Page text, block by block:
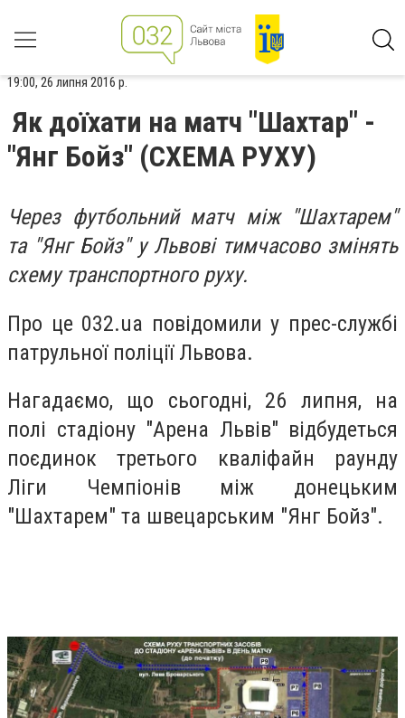
19:00, 26 липня 2016 р.
Як доїхати на матч "Шахтар" -
"Янг Бойз" (СХЕМА РУХУ)
Через футбольний матч між "Шахтарем"
та "Янг Бойз" у Львові тимчасово змінять
схему транспортного руху.
Про це 032.ua повідомили у прес-службі
патрульної поліції Львова.
Нагадаємо, що сьогодні, 26 липня, на
полі стадіону "Арена Львів" відбудеться
поєдинок третього кваліфайн раунду
Ліги Чемпіонів між донецьким
"Шахтарем" та швецарським "Янг Бойз".